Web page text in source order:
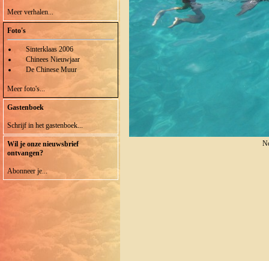
Meer verhalen...
Foto's
Sinterklaas 2006
Chinees Nieuwjaar
De Chinese Muur
Meer foto's...
Gastenboek
Schrijf in het gastenboek...
Wil je onze nieuwsbrief
ontvangen?
Abonneer je...